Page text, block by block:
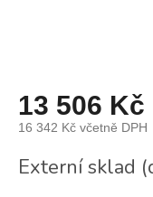
13 506 Kč
16 342 Kč včetně DPH
cena:
Externí sklad